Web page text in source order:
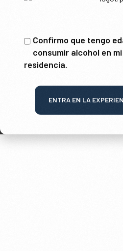
Confirmo que tengo
consumir alcohol en
residencia.
ENTRA EN LA